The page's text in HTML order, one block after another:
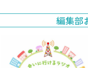
編集部